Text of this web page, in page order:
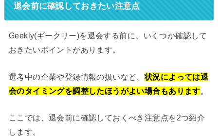
退会前に確認しておきたい注意点
Geekly(ギークリー)を退会する前に、いくつか確認して
おきたいポイントがあります。
選考中の企業や登録情報の扱いなど、状況によっては退
会のタイミングを調整したほうがよい場合もあります
ここでは、退会前に確認しておくべき注意点を2つ紹介
します。